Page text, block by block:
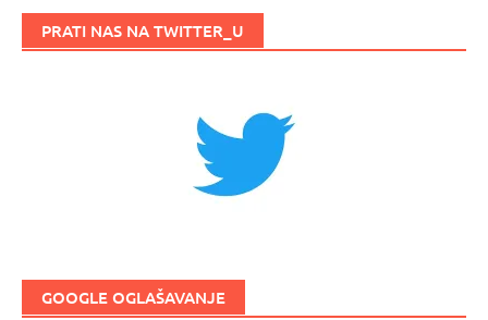
PRATI NAS NA TWITTER_U
GOOGLE OGLAŠAVANJE